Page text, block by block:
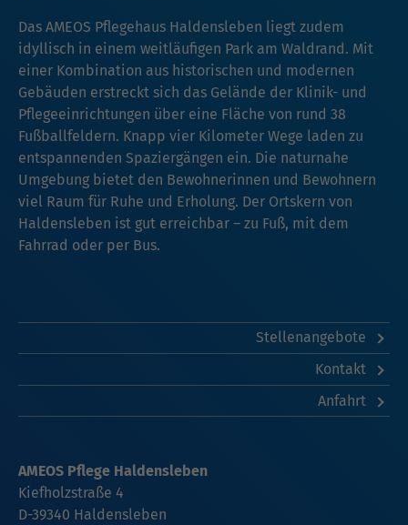
Das AMEOS Pflegehaus Haldensleben liegt zudem
idyllisch in einem weitläufigen Park am Waldrand. Mit
einer Kombination aus historischen und modernen
Gebäuden erstreckt sich das Gelände der Klinik- und
Pflegeeinrichtungen über eine Fläche von rund 38
Fußballfeldern. Knapp vier Kilometer Wege laden zu
entspannenden Spaziergängen ein. Die naturnahe
Umgebung bietet den Bewohnerinnen und Bewohnern
viel Raum für Ruhe und Erholung. Der Ortskern von
Haldensleben ist gut erreichbar – zu Fuß, mit dem
Fahrrad oder per Bus.
Stellenangebote
Kontakt
Anfahrt
AMEOS Pflege Haldensleben
Kiefholzstraße 4
D-39340 Haldensleben